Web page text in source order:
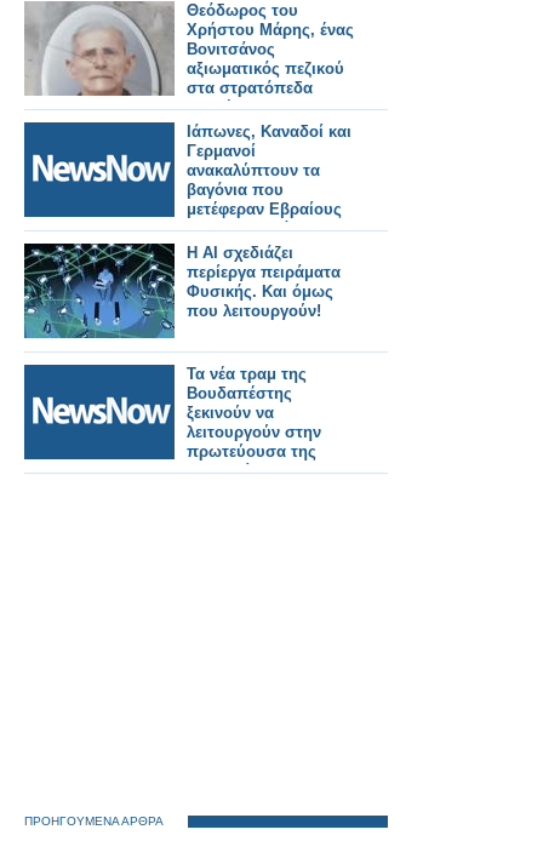
Θεόδωρος του
Χρήστου Μάρης, ένας
Βονιτσάνος
αξιωματικός πεζικού
στα στρατόπεδα
συγκέντρωσης της
Ιταλίας’
Ιάπωνες, Καναδοί και
Γερμανοί
ανακαλύπτουν τα
βαγόνια που
μετέφεραν Εβραίους
στα ναζιστικά
στρατόπεδα
εξόντωσης
Η AI σχεδιάζει
περίεργα πειράματα
Φυσικής. Και όμως
που λειτουργούν!
Τα νέα τραμ της
Βουδαπέστης
ξεκινούν να
λειτουργούν στην
πρωτεύουσα της
Ουγγαρίας
ΠΡΟΗΓΟΥΜΕΝΑ ΑΡΘΡΑ